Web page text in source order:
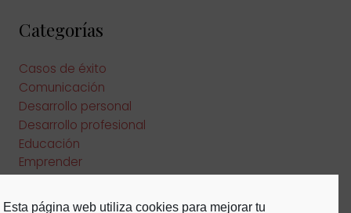
Esta página web utiliza cookies para mejorar tu
Categorías
Casos de éxito
Comunicación
Desarrollo personal
Desarrollo profesional
Educación
Emprender
Habilidades personales